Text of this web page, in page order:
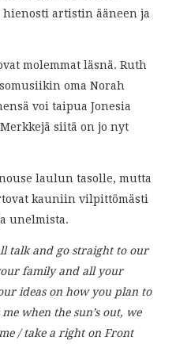
hienosti artistin ääneen ja
molemmat läsnä. Ruth
oma Norah
voi taipua Jonesia
siitä on jo nyt
laulun tasolle, mutta
kauniin vilpittömästi
unelmista.
talk and go straight to our
family and all your
ideas on how you plan to
when the sun’s out, we
/ take a right on Front